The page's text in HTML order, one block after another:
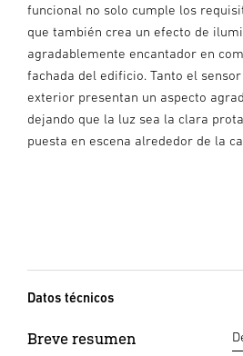
funcional no solo cumple los
que también crea un efecto de
agradablemente encantador en
fachada del edificio. Tanto el
exterior presentan un aspecto
dejando que la luz sea la clara
puesta en escena alrededor de la
Datos técnicos
Breve resumen